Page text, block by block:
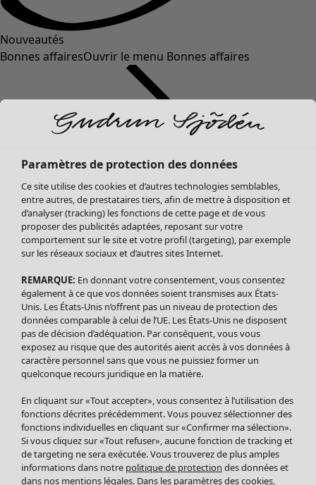
Nouveautés
Bonnes affairesOuvrir le menu Bonnes affaires
Soldes Vêtements
Tous les vêtements
Robes
Tuniques
Blouses
Tops
Gilets
Pantalon
Jupes
Leggings et collants
Accessoires
Chaussures
Vêtements de bain
Basics
Soldes Mobilier
Bonnes affaires déco
Paramètres de protection des données
Ce site utilise des cookies et d’autres technologies semblables,
entre autres, de prestataires tiers, afin de mettre à disposition et
d’analyser (tracking) les fonctions de cette page et de vous
proposer des publicités adaptées, reposant sur votre
comportement sur le site et votre profil (targeting), par exemple
sur les réseaux sociaux et d’autres sites Internet.
REMARQUE: En donnant votre consentement, vous consentez
également à ce que vos données soient transmises aux États-
Unis. Les États-Unis n’offrent pas un niveau de protection des
données comparable à celui de l’UE. Les États-Unis ne disposent
pas de décision d’adéquation. Par conséquent, vous vous
exposez au risque que des autorités aient accès à vos données à
caractère personnel sans que vous ne puissiez former un
quelconque recours juridique en la matière.
En cliquant sur «Tout accepter», vous consentez à l’utilisation des
fonctions décrites précédemment. Vous pouvez sélectionner des
fonctions individuelles en cliquant sur «Confirmer ma sélection».
Si vous cliquez sur «Tout refuser», aucune fonction de tracking et
de targeting ne sera exécutée. Vous trouverez de plus amples
informations dans notre politique de protection des données et
dans nos mentions légales. Dans les paramètres des cookies,